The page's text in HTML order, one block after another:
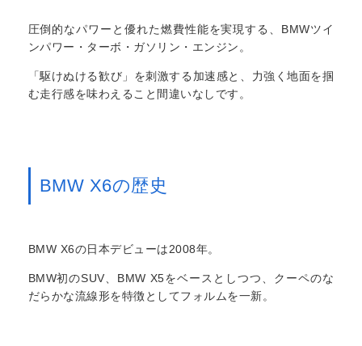
圧倒的なパワーと優れた燃費性能を実現する、BMWツイ
ンパワー・ターボ・ガソリン・エンジン。
「駆けぬける歓び」を刺激する加速感と、力強く地面を掴
む走行感を味わえること間違いなしです。
BMW X6の歴史
BMW X6の日本デビューは2008年。
BMW初のSUV、BMW X5をベースとしつつ、クーペのな
だらかな流線形を特徴としてフォルムを一新。